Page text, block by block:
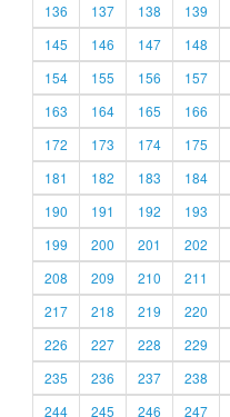
136
137 138 139
145
146 147 148
154
155 156 157
163
164 165 166
172
173 174 175
181
182 183 184
190
191 192 193
199
200 201 202
208
209 210 211
217
218 219 220
226
227 228 229
235
236 237 238
244
245 246 247